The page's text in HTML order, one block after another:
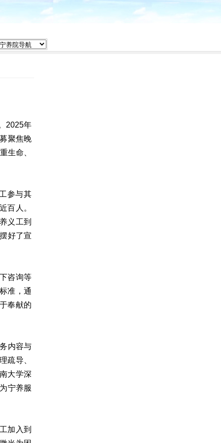
2025年
聚焦晚
生命、
参与其
百人。
义工到
好了宣
咨询等
准，通
奉献的
内容与
疏导、
大学深
宁养服
加入到